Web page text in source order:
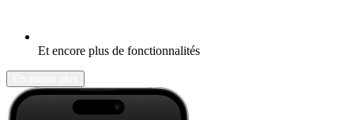
Et encore plus de fonctionnalités